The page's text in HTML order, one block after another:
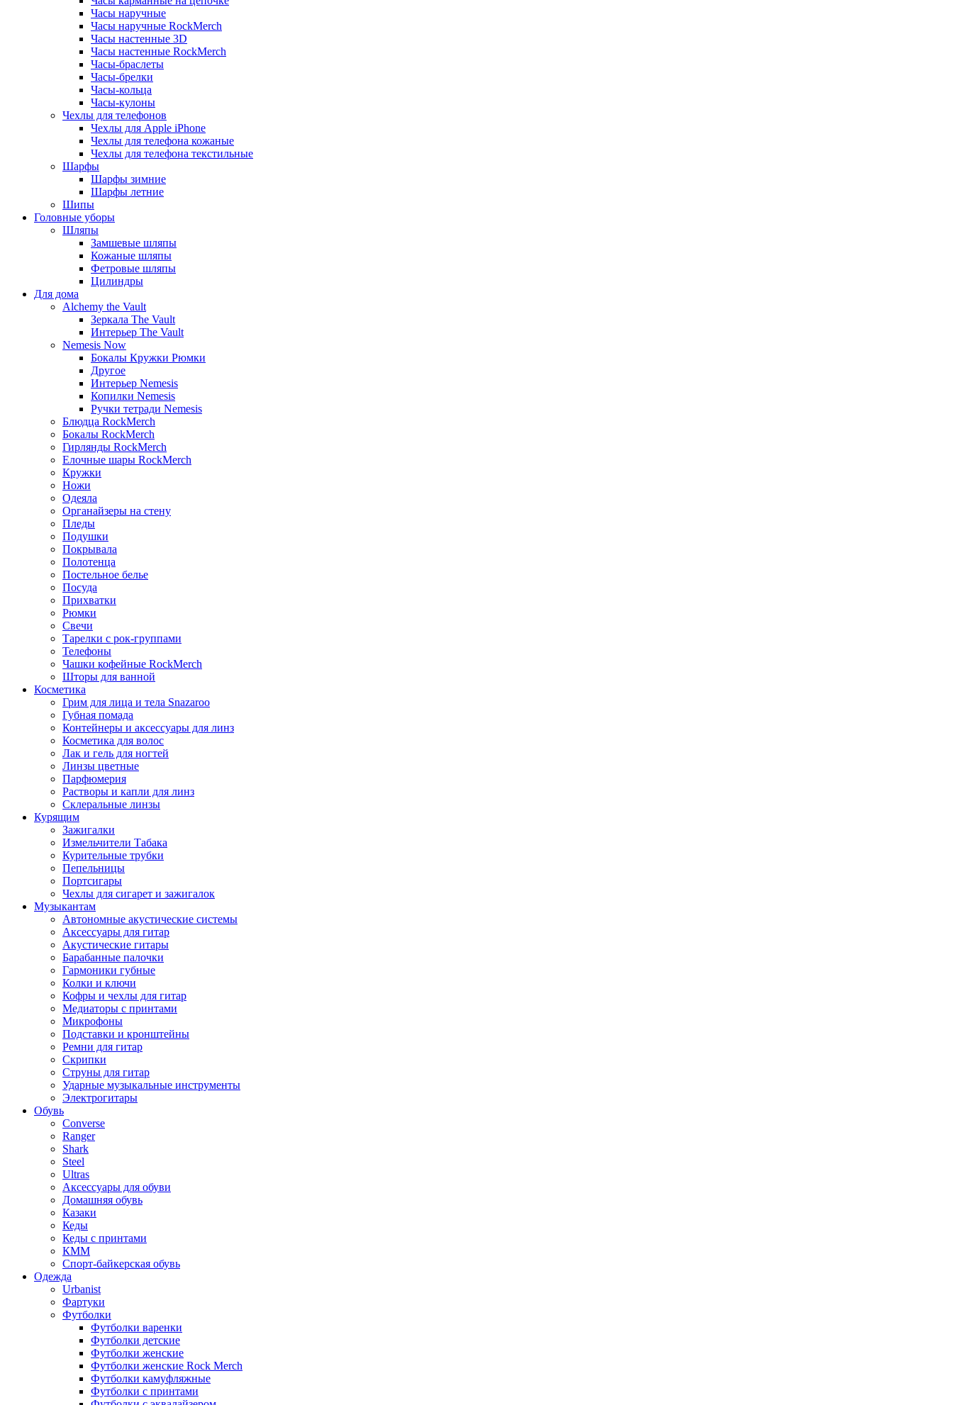
Часы наручные
Часы наручные RockMerch
Часы настенные 3D
Часы настенные RockMerch
Часы-браслеты
Часы-брелки
Часы-кольца
Часы-кулоны
Чехлы для телефонов
Чехлы для Apple iPhone
Чехлы для телефона кожаные
Чехлы для телефона текстильные
Шарфы
Шарфы зимние
Шарфы летние
Шипы
Головные уборы
Шляпы
Замшевые шляпы
Кожаные шляпы
Фетровые шляпы
Цилиндры
Для дома
Alchemy the Vault
Зеркала The Vault
Интерьер The Vault
Nemesis Now
Бокалы Кружки Рюмки
Другое
Интерьер Nemesis
Копилки Nemesis
Ручки тетради Nemesis
Блюдца RockMerch
Бокалы RockMerch
Гирлянды RockMerch
Елочные шары RockMerch
Кружки
Ножи
Одеяла
Органайзеры на стену
Пледы
Подушки
Покрывала
Полотенца
Постельное белье
Посуда
Прихватки
Рюмки
Свечи
Тарелки с рок-группами
Телефоны
Чашки кофейные RockMerch
Шторы для ванной
Косметика
Грим для лица и тела Snazaroo
Губная помада
Контейнеры и аксессуары для линз
Косметика для волос
Лак и гель для ногтей
Линзы цветные
Парфюмерия
Растворы и капли для линз
Склеральные линзы
Курящим
Зажигалки
Измельчители Табака
Курительные трубки
Пепельницы
Портсигары
Чехлы для сигарет и зажигалок
Музыкантам
Автономные акустические системы
Аксессуары для гитар
Акустические гитары
Барабанные палочки
Гармоники губные
Колки и ключи
Кофры и чехлы для гитар
Медиаторы с принтами
Микрофоны
Подставки и кронштейны
Ремни для гитар
Скрипки
Струны для гитар
Ударные музыкальные инструменты
Электрогитары
Обувь
Converse
Ranger
Shark
Steel
Ultras
Аксессуары для обуви
Домашняя обувь
Казаки
Кеды
Кеды с принтами
КММ
Спорт-байкерская обувь
Одежда
Urbanist
Фартуки
Футболки
Футболки варенки
Футболки детские
Футболки женские
Футболки женские Rock Merch
Футболки камуфляжные
Футболки с принтами